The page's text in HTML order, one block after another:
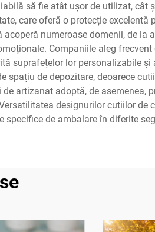
să fie atât ușor de utilizat, cât
care oferă o protecție excelentă
numeroase domenii, de la
Companiile aleg
suprafețelor lor personalizabile
de depozitare, deoarece
artizanat adoptă, de asemenea,
designurilor cutiilor de
de ambalare în diferite